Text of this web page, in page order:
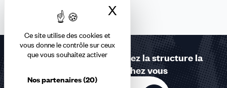
Ce site utilise des cookies et
vous donne le contrôle sur ceux
que vous souhaitez activer
Nos partenaires(20)
X
Contactez-nous ou trouvez la structure la
plus proche de chez vous